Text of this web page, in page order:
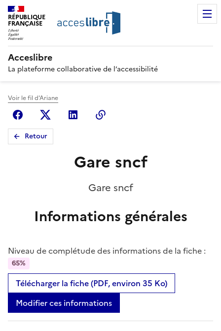
RÉPUBLIQUE
FRANÇAISE
Acceslibre
La plateforme collaborative de l’accessibilité
Voir le fil d'Ariane
FacebookX (anciennement Twitter)
Linkedin
Retour
Gare sncf
Gare sncf
Informations générales
Niveau de complétude des informations de la fiche :
65%
Télécharger la fiche (PDF, environ 35 Ko)
Modifier ces informations